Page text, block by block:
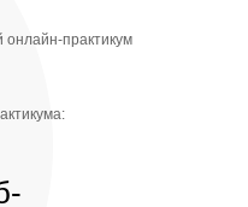
онлайн-практикум